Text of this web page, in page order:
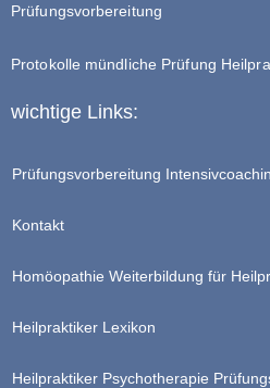
Prüfungsvorbereitung
Protokolle mündliche Prüfung
wichtige Links:
Prüfungsvorbereitung
Kontakt
Homöopathie Weiterbildung für
Heilpraktiker Lexikon
Heilpraktiker Psychotherapie